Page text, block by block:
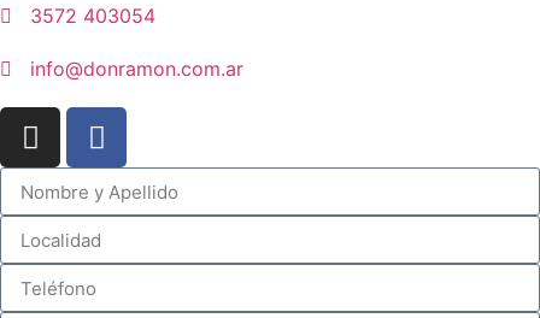
3572 403054
info@donramon.com.ar